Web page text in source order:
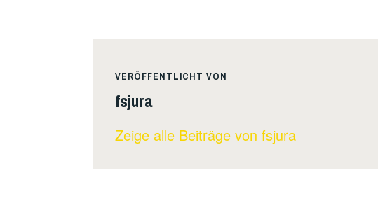
VERÖFFENTLICHT VON
fsjura
Zeige alle Beiträge von fsjura